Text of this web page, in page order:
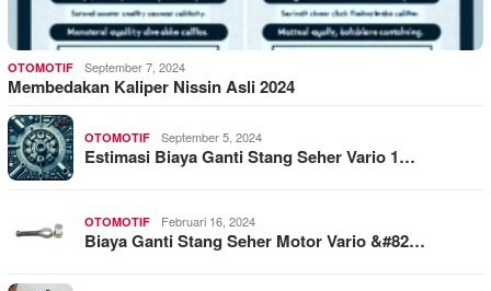
OTOMOTIF September 7, 2024
Membedakan Kaliper Nissin Asli 2024
OTOMOTIF September 5, 2024
Estimasi Biaya Ganti Stang Seher Vario 1…
OTOMOTIF Februari 16, 2024
Biaya Ganti Stang Seher Motor Vario &#82…